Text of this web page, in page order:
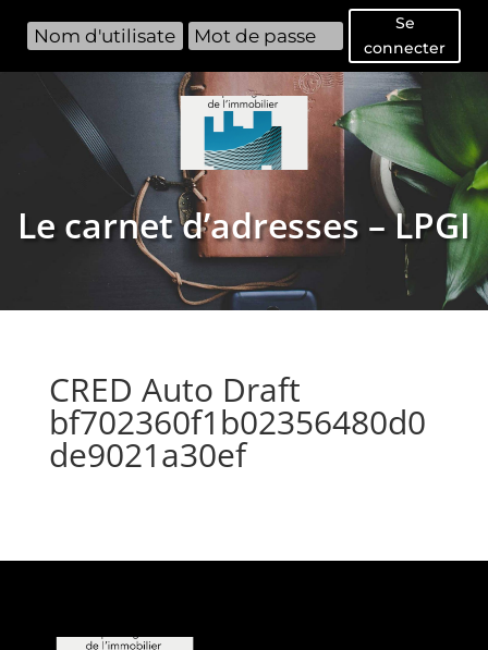
Se
connecter
Le carnet d’adresses – LPGI
CRED Auto Draft
bf702360f1b02356480d0
de9021a30ef